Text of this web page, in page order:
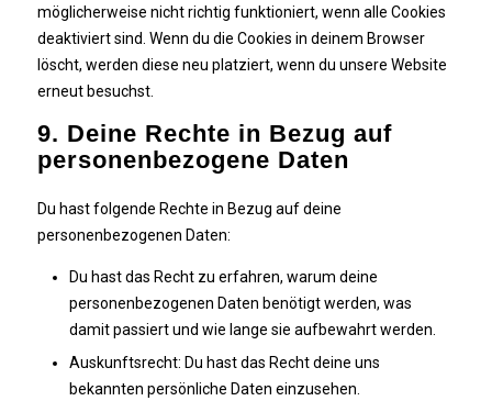
möglicherweise nicht richtig funktioniert, wenn alle Cookies
deaktiviert sind. Wenn du die Cookies in deinem Browser
löscht, werden diese neu platziert, wenn du unsere Website
erneut besuchst.
9. Deine Rechte in Bezug auf
personenbezogene Daten
Du hast folgende Rechte in Bezug auf deine
personenbezogenen Daten:
Du hast das Recht zu erfahren, warum deine
personenbezogenen Daten benötigt werden, was
damit passiert und wie lange sie aufbewahrt werden.
Auskunftsrecht: Du hast das Recht deine uns
bekannten persönliche Daten einzusehen.